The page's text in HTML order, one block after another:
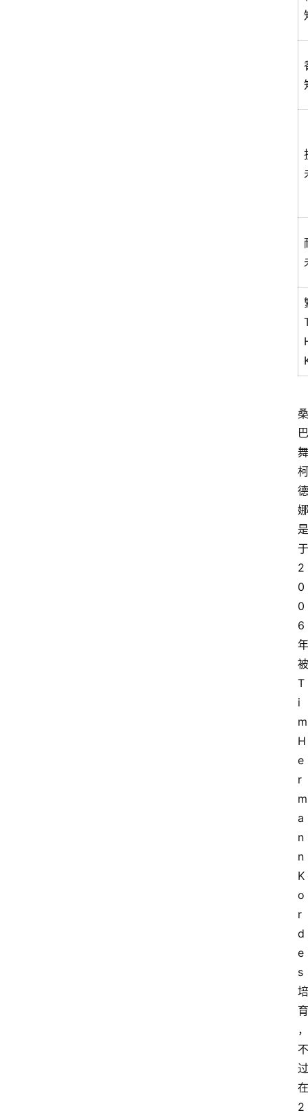
桑
巴
舞
柯
德
娜
是
于
2
0
0
6
年
被
T
i
m
H
e
r
m
a
n
n
K
o
r
d
e
s
培
育
，
不
过
在
2